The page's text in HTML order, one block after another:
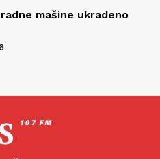
mašine ukradeno
107 FM